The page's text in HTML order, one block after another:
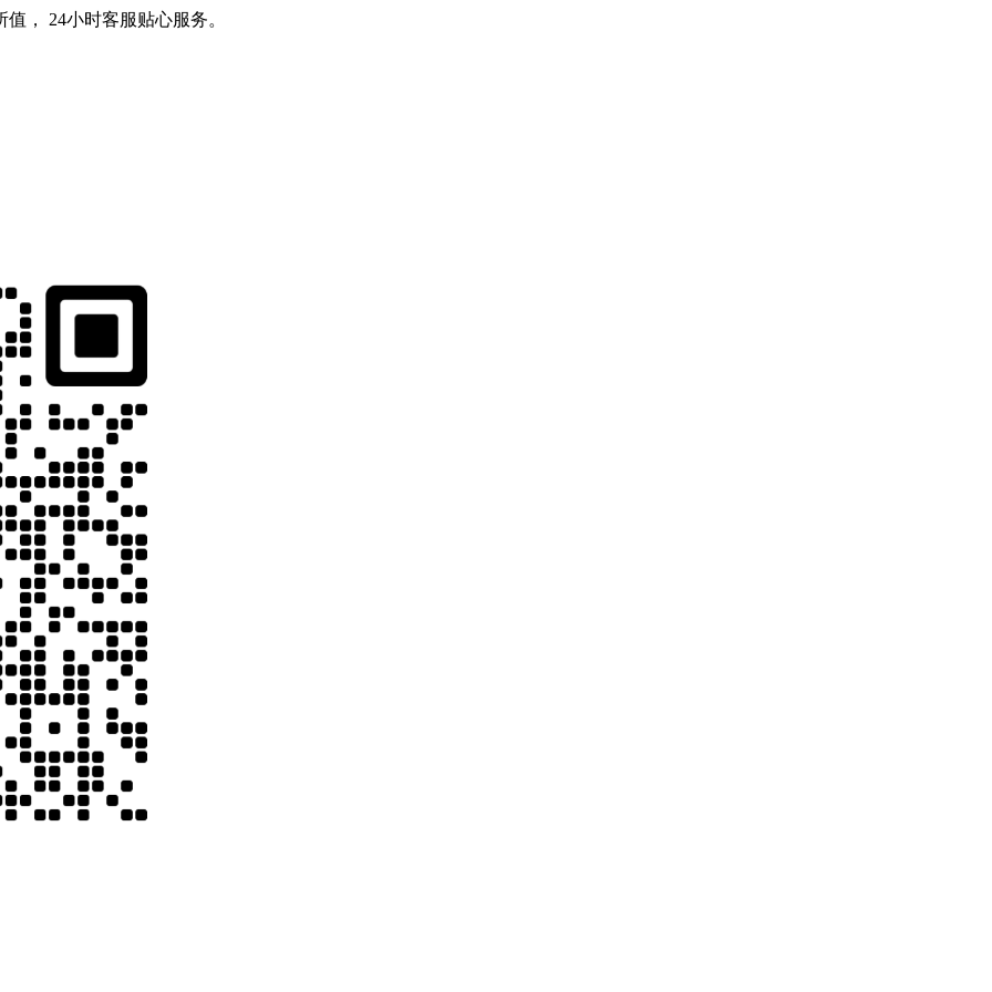
， 24小时客服贴心服务。